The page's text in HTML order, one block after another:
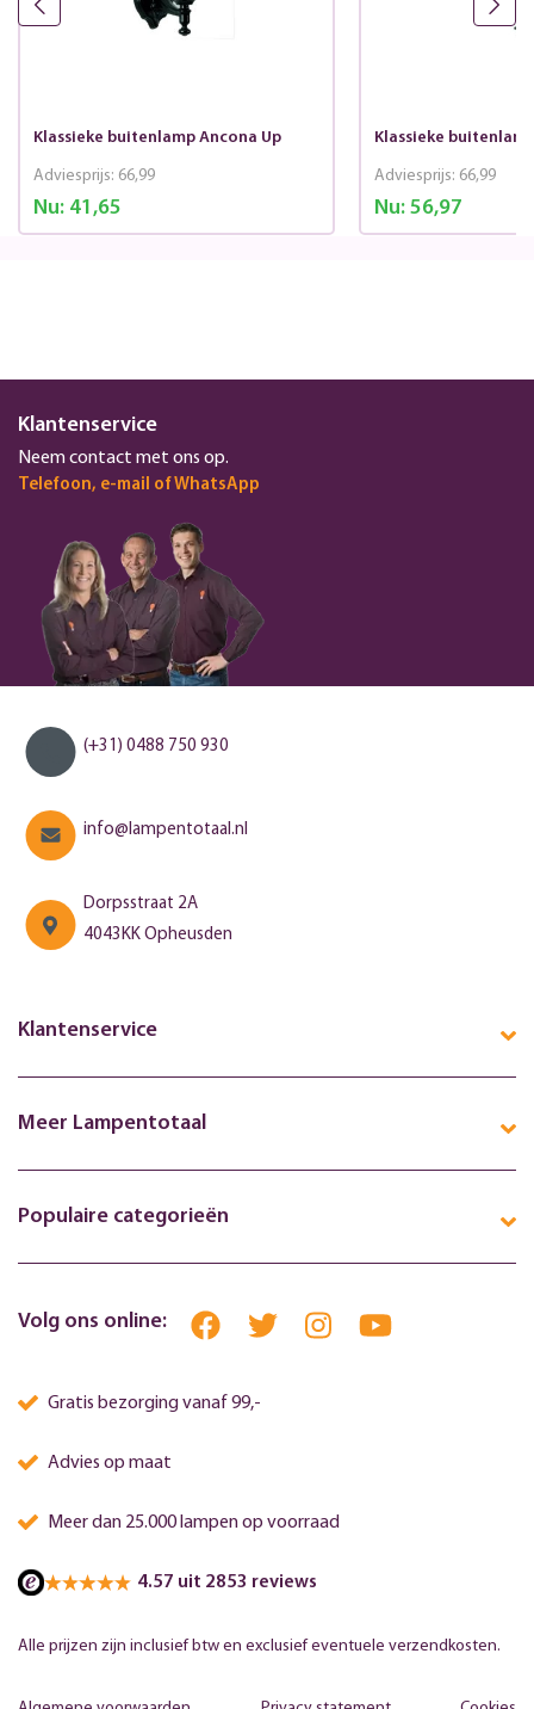
Klassieke buitenlamp Ancona Up
Nu:41,65
Adviesprijs: 66,99
Klassieke
Nu:56,97
Adviesprijs: 66,99
Klantenservice
Neem contact met ons op.
Telefoon, e-mail of WhatsApp
(+31) 0488 750 930
info@lampentotaal.nl
Dorpsstraat 2A
4043KK Opheusden
Klantenservice
Meer Lampentotaal
Populaire categorieën
Volg ons online:
Gratis bezorging vanaf 99,-
Advies op maat
Meer dan 25.000 lampen op voorraad
4.57 uit 2853 reviews
Alle prijzen zijn inclusief btw en exclusief eventuele verzendkosten.